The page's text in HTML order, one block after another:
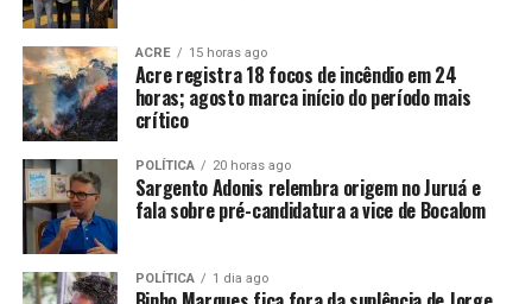
ACRE 15 horas ago
Acre registra 18 focos de incêndio em 24
horas; agosto marca início do período mais
crítico
POLÍTICA 20 horas ago
Sargento Adonis relembra origem no Juruá e
fala sobre pré-candidatura a vice de Bocalom
POLÍTICA 1 dia ago